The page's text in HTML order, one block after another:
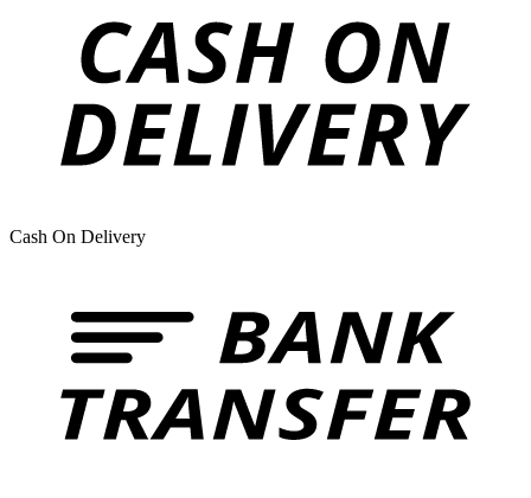
Cash On Delivery